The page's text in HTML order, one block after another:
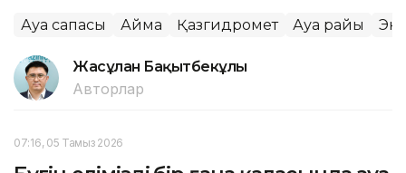
Ауа сапасы Аймақ Қазгидромет Ауа райы
Жасұлан Бақытбекұлы
Авторлар
07:16, 05 Тамыз 2026